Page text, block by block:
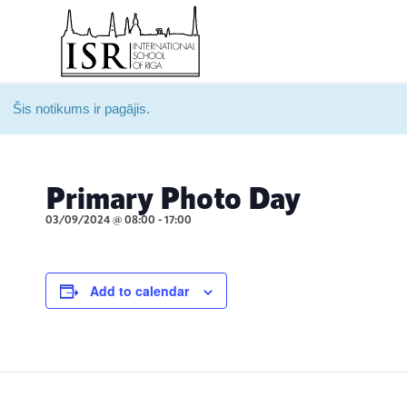
Šis notikums ir pagājis.
Primary Photo Day
03/09/2024 @ 08:00 - 17:00
Add to calendar